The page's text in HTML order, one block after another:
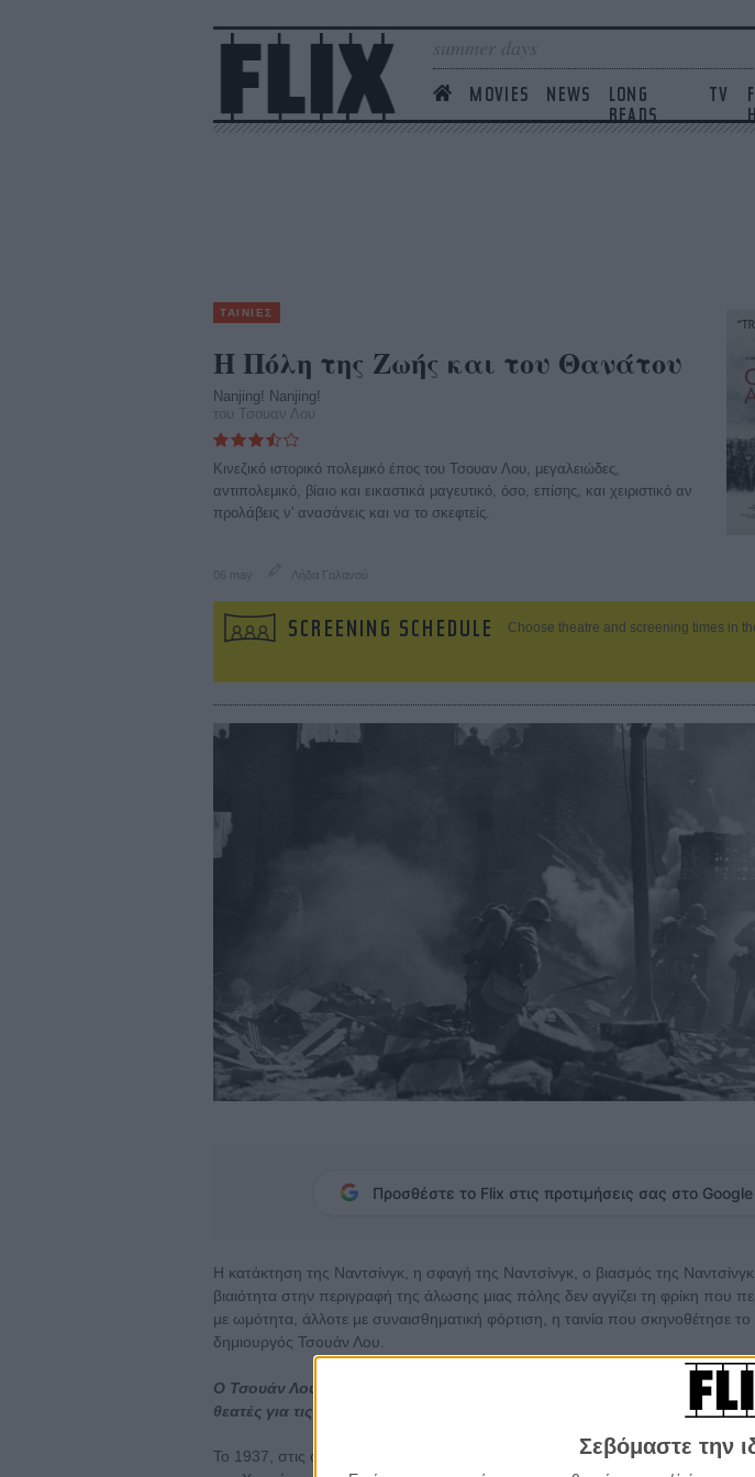
Σεβόμαστε την
summer days
MOVIES NEWS
LONG
READS
TV
ΤΑΙΝΙΕΣ
Η Πόλη της Ζωής και του Θανάτου
Nanjing! Nanjing!
του Τσουαν Λου
Κινεζικό ιστορικό πολεμικό έπος του Τσουαν Λου, μεγαλειώδες,
αντιπολεμικό, βίαιο και εικαστικά μαγευτικό, όσο, επίσης, και χειριστικό αν
προλάβεις ν' ανασάνεις και να το σκεφτείς.
06 may Λήδα Γαλανού
SCREENING SCHEDULE Choose theatre and screening times in
Προσθέστε το Flix στις προτιμήσεις σας στο Google
Η κατάκτηση της Ναντσίνγκ, η σφαγή της Ναντσίνγκ, ο βιασμός της
βιαιότητα στην περιγραφή της άλωσης μιας πόλης δεν αγγίζει τη φρίκη που
με ωμότητα, άλλοτε με συναισθηματική φόρτιση, η ταινία που σκηνοθέτησε το
δημιουργός Τσουάν Λου.
Ο Τσουάν Λου θα βρίσκεται στην Ελλάδα ως τις 18 Μαΐου και θα συζητήσει
θεατές για τις ταινίες του.
Το 1937, στις αρχές του σινοϊαπωνικού πολέμου, στρατός της τότε